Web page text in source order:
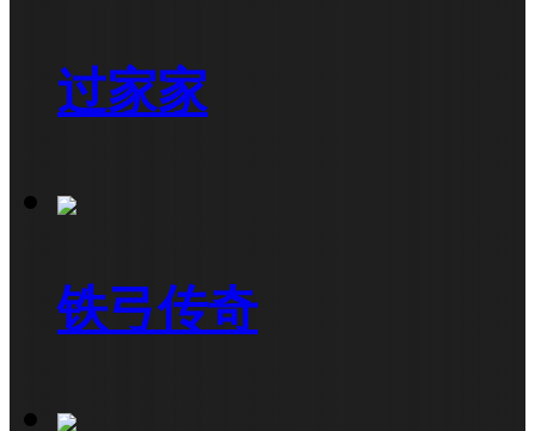
过家家
铁弓传奇